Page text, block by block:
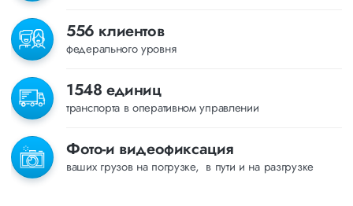
556 клиентов
федерального уровня
1548 единиц
транспорта в оперативном управлении
Фото-и видеофиксация
ваших грузов на погрузке, в пути и на разгрузке